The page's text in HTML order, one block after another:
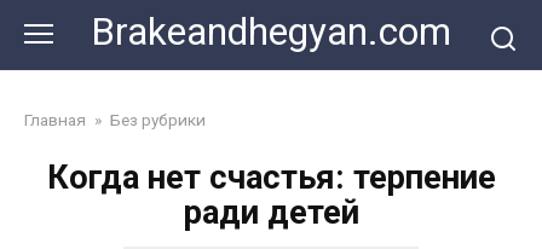
content
Brakeandhegyan.com
Главная » Без рубрики
Когда нет счастья: терпение
ради детей